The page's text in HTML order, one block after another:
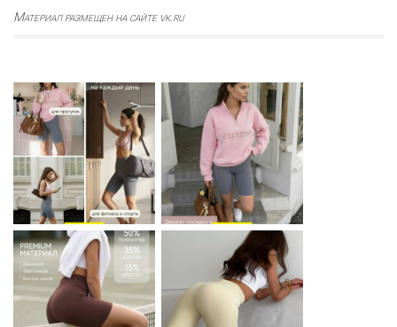
Материал размещен на сайте vk.ru